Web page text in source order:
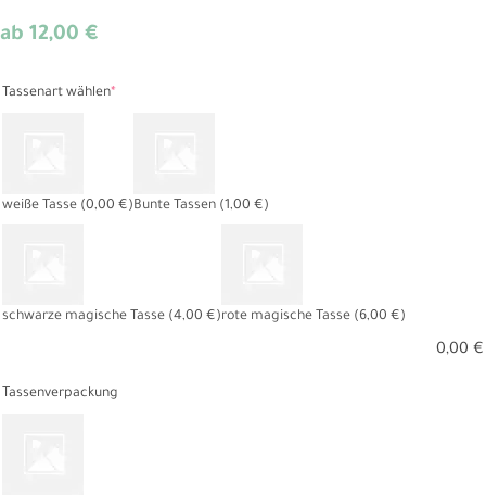
ab 12,00 €
Tassenart wählen*
weiße Tasse (0,00 €)Bunte Tassen (1,00 €)
schwarze magische Tasse (4,00 €)rote magische Tasse (6,00 €)
0,00 €
Tassenverpackung